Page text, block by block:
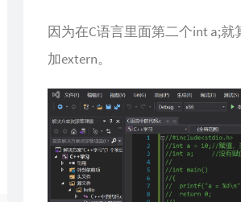
因为在C语言里面第二个int a;
加extern。